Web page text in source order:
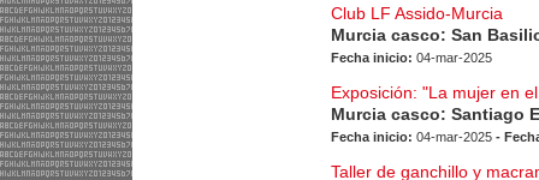
Club LF Assido-Murcia
Murcia casco: San
Fecha inicio: 04-mar-2025
Exposición: "La mujer en
Murcia casco: Santiago
Fecha inicio: 04-mar-2025 -
Taller de ganchillo y